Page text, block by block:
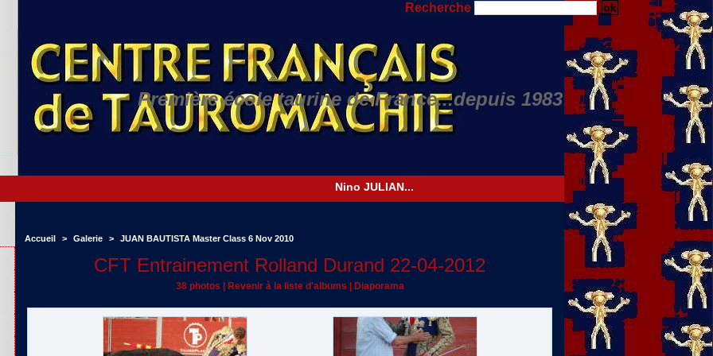
Recherche
Première école taurine de France...depuis 1983
Accueil > Galerie > JUAN BAUTISTA Master Class 6 Nov 2010
CFT Entrainement Rolland Durand 22-04-2012
38 photos Revenir à la liste d'albums Diaporama